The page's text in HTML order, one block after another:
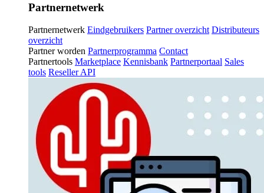
Partnernetwerk
Partnernetwerk Eindgebruikers Partner overzicht Distributeurs
overzicht
Partner worden Partnerprogramma Contact
Partnertools Marketplace Kennisbank Partnerportaal Sales
tools Reseller API